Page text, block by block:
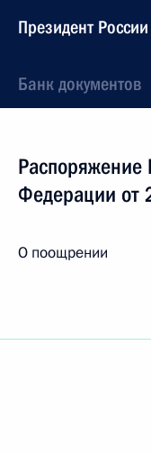
Президент России
Банк документов
Распоряжение
Федерации
О поощрении